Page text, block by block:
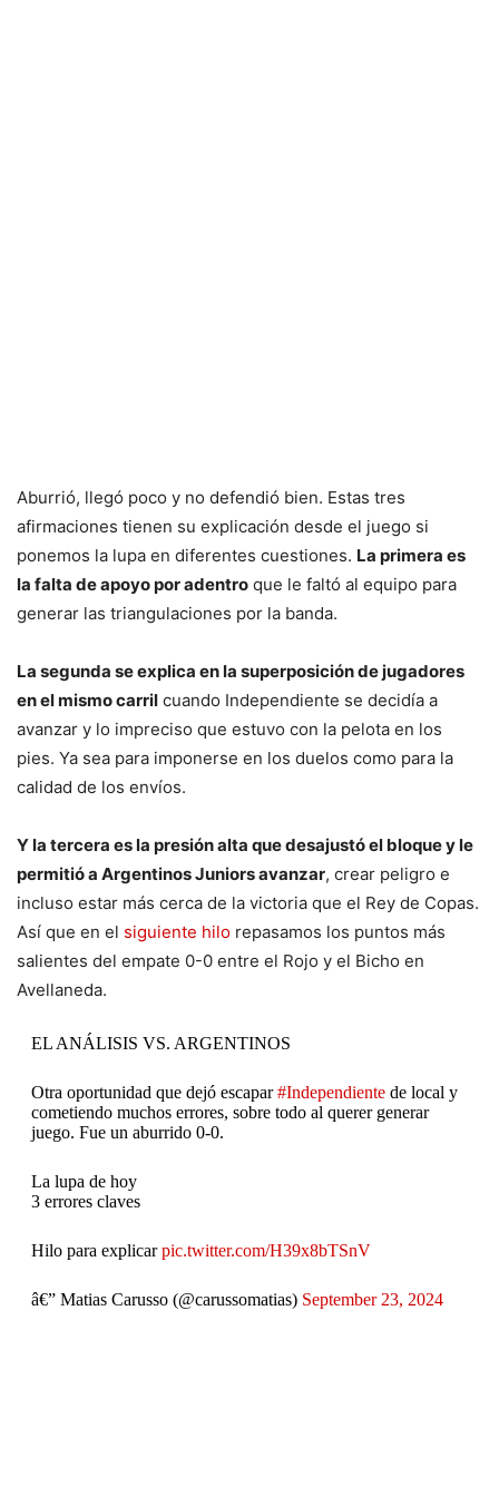
Aburrió, llegó poco y no defendió bien. Estas tres
afirmaciones tienen su explicación desde el juego si
ponemos la lupa en diferentes cuestiones. La primera es
la falta de apoyo por adentro que le faltó al equipo para
generar las triangulaciones por la banda.
La segunda se explica en la superposición de jugadores
en el mismo carril cuando Independiente se decidía a
avanzar y lo impreciso que estuvo con la pelota en los
pies. Ya sea para imponerse en los duelos como para la
calidad de los envíos.
Y la tercera es la presión alta que desajustó el bloque y le
permitió a Argentinos Juniors avanzar, crear peligro e
incluso estar más cerca de la victoria que el Rey de Copas.
Así que en el siguiente hilo repasamos los puntos más
salientes del empate 0-0 entre el Rojo y el Bicho en
Avellaneda.
EL ANÁLISIS VS. ARGENTINOS
Otra oportunidad que dejó escapar#Independientede local y
cometiendo muchos errores, sobre todo al querer generar
juego. Fue un aburrido 0-0.
La lupa de hoy
3 errores claves
Hilo para explicarpic.twitter.com/H39x8bTSnV
â€” Matias Carusso (@carussomatias) September 23, 2024